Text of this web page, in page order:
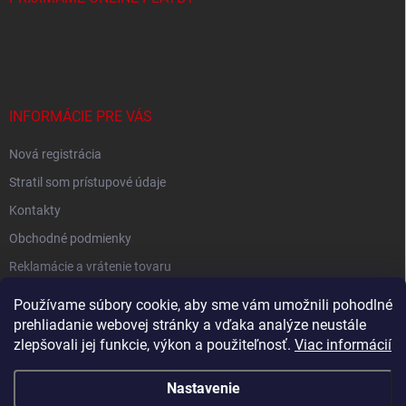
Používame súbory cookie, aby sme vám umožnili pohodlné
prehliadanie webovej stránky a vďaka analýze neustále
zlepšovali jej funkcie, výkon a použiteľnosť. Viac informácií
Nastavenie
INFORMÁCIE PRE VÁS
Nová registrácia
Stratil som prístupové údaje
Kontakty
Obchodné podmienky
Reklamácie a vrátenie tovaru
Shoptet.sk